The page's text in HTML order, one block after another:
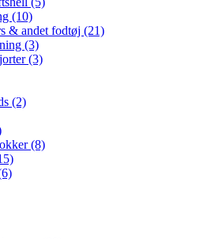
(10)
& andet fodtøj (21)
(3)
(3)
(2)
(8)